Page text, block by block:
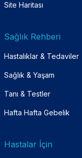
Site Haritası
Sağlık Rehberi
Hastalıklar & Tedaviler
Sağlık & Yaşam
Tanı & Testler
Hafta Hafta Gebelik
Hastalar İçin